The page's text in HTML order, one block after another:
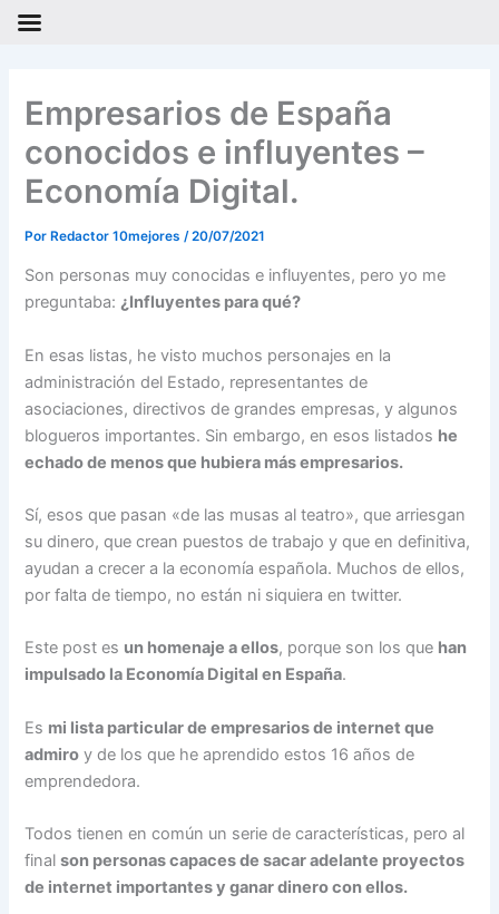
contenido
Empresarios de España
conocidos e influyentes –
Economía Digital.
PorRedactor 10mejores /20/07/2021
Son personas muy conocidas e influyentes, pero yo me
preguntaba: ¿Influyentes para qué?
En esas listas, he visto muchos personajes en la
administración del Estado, representantes de
asociaciones, directivos de grandes empresas, y algunos
blogueros importantes. Sin embargo, en esos listados he
echado de menos que hubiera más empresarios.
Sí, esos que pasan «de las musas al teatro», que arriesgan
su dinero, que crean puestos de trabajo y que en definitiva,
ayudan a crecer a la economía española. Muchos de ellos,
por falta de tiempo, no están ni siquiera en twitter.
Este post es un homenaje a ellos, porque son los que han
impulsado la Economía Digital en España.
Es mi lista particular de empresarios de internet que
admiro y de los que he aprendido estos 16 años de
emprendedora.
Todos tienen en común un serie de características, pero al
finalson personas capaces de sacar adelante proyectos
de internet importantes y ganar dinero con ellos.